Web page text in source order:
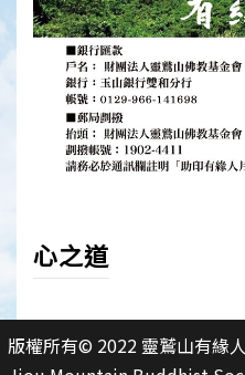
心之道
版權所有© 2022 靈鷲山有緣